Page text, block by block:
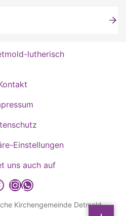
Einstellungen
uns auch auf
lutherisch auf Facebook
detmold-lutherisch auf Instagram
detmold-lutherisch auf WhatsApp
Kirchengemeinde Detmold